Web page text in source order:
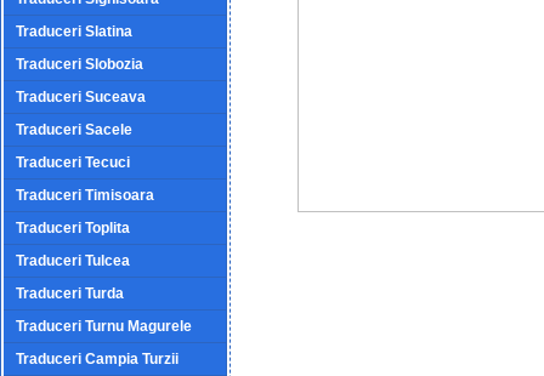
Traduceri Slatina
Traduceri Slobozia
Traduceri Suceava
Traduceri Sacele
Traduceri Tecuci
Traduceri Timisoara
Traduceri Toplita
Traduceri Tulcea
Traduceri Turda
Traduceri Turnu Magurele
Traduceri Campia Turzii